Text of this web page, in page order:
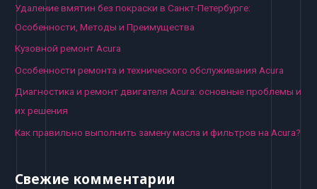
h
f
o
Удаление вмятин без покраски в Санкт-Петербурге:
Особенности, Методы и Преимущества
Кузовной ремонт Acura
Особенности ремонта и технического обслуживания Acura
Диагностика и ремонт двигателя Acura: основные проблемы и
их решения
Как правильно выполнить замену масла и фильтров на Acura?
Свежие комментарии